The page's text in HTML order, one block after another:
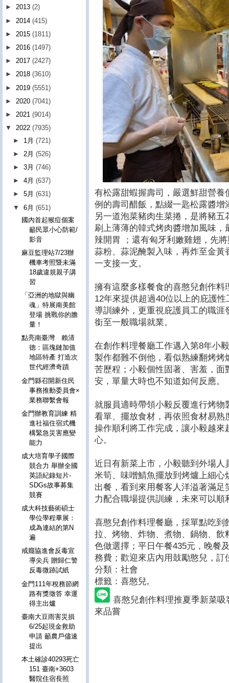
有松露甜蝦握壽司，嚴選鮮甜營
例的壽司醋飯，點綴一匙松露醬
另一道泡菜豬肉生菜捲，是將豬
刷上薄薄的韓式烤肉醬增加風味
辣開胃 ；還有匈牙利嫩雞翅，先
蒜粉、蒜泥醃製入味，再炸至金
一支接一支。
擁有這麼多樣餐食的喜憨兒創作
12年來提供超過40位以上的庇護
導訓練外，更重視庇護員工的職
銜至一般職場就業。
在創作料理餐廳工作邁入第8年小
製作都難不倒他，看似熟練翻烤
苦歷程；小毅個性固著、害羞，
安，單量大時也不知道如何反應。
就服員適時帶領小毅反覆進行烤
看單、擺放食材，再依照食材易
操作順利將工作完成，讓小毅越
心。
近日有新菜上市，小毅聽到外場
米筍、味噌鯖魚擺放到烤爐上細
出餐，看到來用餐客人洋溢著滿
力配合職場提供訓練，未來可以順
喜憨兒創作料理餐廳，採單點吃
拉、烤物、炸物、煮物、鍋物、
色做選擇；平日午餐435元，晚餐
務費；歡迎來店內用鼓勵憨兒，訂
分類：社會
標籤：喜憨兒,
喜憨兒創作料理推夏季新菜
來品嘗
► 2013 (2)
► 2014 (415)
► 2015 (1811)
► 2016 (1497)
► 2017 (2427)
► 2018 (3610)
► 2019 (5551)
► 2020 (7041)
► 2021 (9014)
▼ 2022 (7935)
► 1月(721)
► 2月(526)
►3月(746)
►4月(637)
►5月(631)
▼6月(651)
國內首起猴痘個案
籲民眾小心防範/
影音
麻豆監理站7/23辦
機車考照暨未滿
18歲違規親子講
習
「亞洲的地獄與幽
魂」特展南美館
登場 挑戰你的膽
量！
點亮南臺灣 賴清
德：區塊鏈加值
地區特產 打造次
世代經濟奇蹟
金門縣召開新住民
事務推動委員會×
業務聯繫會報
金門辦教育訓練 精
進社福住宿式機
構緊急災害應變
能力
成大培育學子國際
競合力 舉辦全國
英語紀錄短片-
SDGs故事募集
競賽
成大科技藝術碩士
學位學程畢展：
成為連結的第N
遍
戒癮協進會反毒宣
導尖兵 贈歸仁警
反毒微跡試紙
金門111年稅務節網
路有獎徵答 幸運
得主出爐
臺南大豆雨害災損
6/25起現金救助
申請 籲農戶儘速
提出
本土確診40293死亡
151 臺南+3603
醫院住宿長照